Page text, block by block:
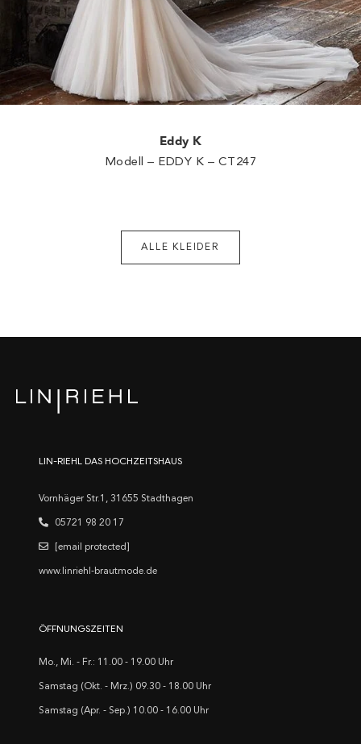
Eddy K
Modell – EDDY K – CT247
ALLE KLEIDER
LIN-RIEHL DAS HOCHZEITSHAUS
Vornhäger Str.1, 31655 Stadthagen
05721 98 20 17
[email protected]
www.linriehl-brautmode.de
ÖFFNUNGSZEITEN
Mo., Mi. - Fr.: 11.00 - 19.00 Uhr
Samstag (Okt. - Mrz.) 09.30 - 18.00 Uhr
Samstag (Apr. - Sep.) 10.00 - 16.00 Uhr